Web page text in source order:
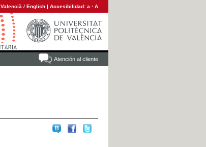
Valencià / English | Accesibilidad: a · A
Atención al cliente